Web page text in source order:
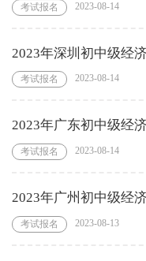
考试报名 2023-08-14
2023年深圳初中级经
考试报名 2023-08-14
2023年广东初中级经
考试报名 2023-08-14
2023年广州初中级经
考试报名 2023-08-13